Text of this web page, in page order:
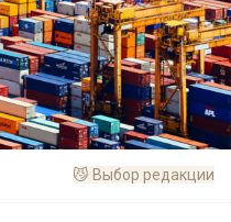
😼 Выбор редакции